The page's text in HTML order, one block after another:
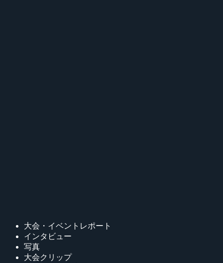
大会・イベントレポート
インタビュー
写真
大会クリップ